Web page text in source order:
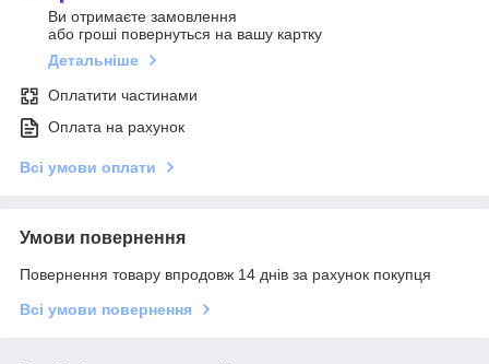
Ви отримаєте замовлення
або гроші повернуться на вашу картку
Детальніше
Оплатити частинами
Оплата на рахунок
Всі умови оплати
Умови повернення
Повернення товару впродовж 14 днів за рахунок покупця
Всі умови повернення